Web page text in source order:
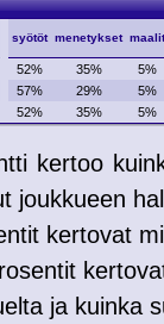
syötöt menetykset maalit
52% 35%
5%
57% 29%
5%
52% 35% 5%
kertoo
joukkueen
kertovat
ja kuinka